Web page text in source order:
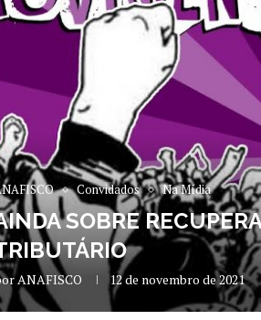
Convidados Na Mídia
SOBRE
ANAFISCO 12 de novembro de 2021